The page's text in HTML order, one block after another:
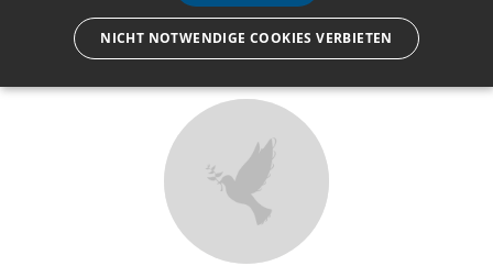
NICHT NOTWENDIGE COOKIES VERBIETEN